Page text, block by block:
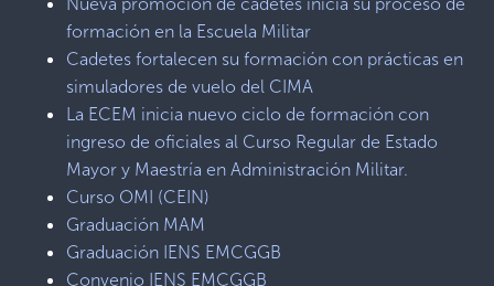
formación en la Escuela Militar
Cadetes fortalecen su formación con prácticas en
simuladores de vuelo del CIMA
La ECEM inicia nuevo ciclo de formación con
ingreso de oficiales al Curso Regular de Estado
Mayor y Maestría en Administración Militar.
Curso OMI (CEIN)
Graduación MAM
Graduación IENS EMCGGB
Convenio IENS EMCGGB